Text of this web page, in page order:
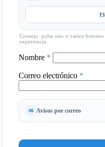
Consejo: pulsa uno o varios
experiencia.
Nombre *
Correo electrónico *
Avisos por correo